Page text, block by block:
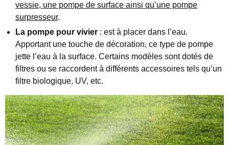
vessie, une pompe de surface ainsi qu’une pompe
surpresseur.
La pompe pour vivier : est à placer dans l’eau.
Apportant une touche de décoration, ce type de pompe
jette l’eau à la surface. Certains modèles sont dotés de
filtres ou se raccordent à différents accessoires tels qu’un
filtre biologique, UV, etc.